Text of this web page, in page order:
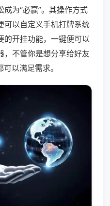
为“必赢”。其操作方式
可以自定义手机打牌系统
的开挂功能，一键便可以
，不管你是想分享给好友
以满足需求。